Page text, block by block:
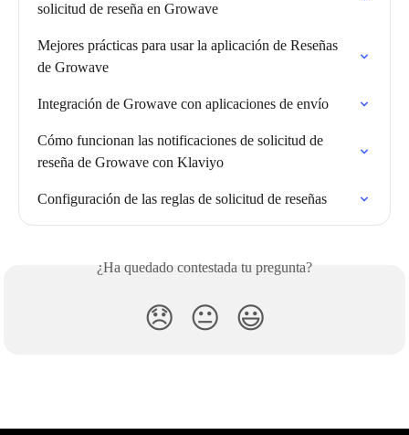
solicitud de reseña en Growave
Mejores prácticas para usar la aplicación de Reseñas
de Growave
Integración de Growave con aplicaciones de envío
Cómo funcionan las notificaciones de solicitud de
reseña de Growave con Klaviyo
Configuración de las reglas de solicitud de reseñas
¿Ha quedado contestada tu pregunta?
😞 😐 😃